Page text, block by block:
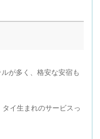
が多く、格安な安宿も
イ生まれのサービスっ